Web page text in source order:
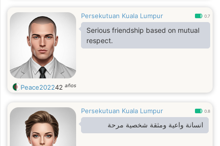
Persekutuan Kuala Lumpur 0.7
Serious friendship based on mutual
respect.
Peace202242 años
Persekutuan Kuala Lumpur 0.8
انسانة واعية ومثقة شخصية مرحة